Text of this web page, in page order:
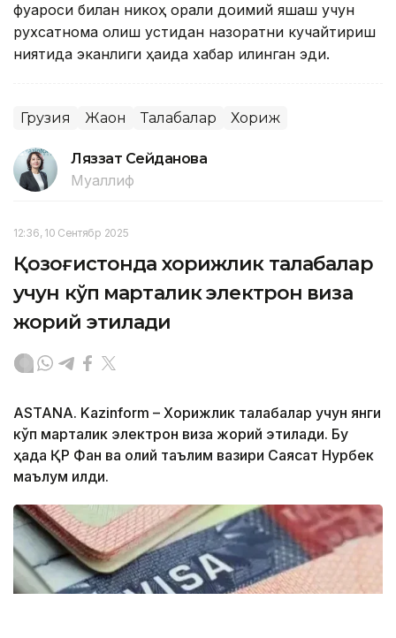
фуқароси билан никоҳ орқали доимий яшаш учун
рухсатнома олиш устидан назоратни кучайтириш
ниятида эканлиги ҳақида хабар қилинган эди.
Грузия Жаҳон Талабалар Хориж
Ляззат Сейданова
Муаллиф
12:36, 10 Сентябр 2025
Қозоғистонда хорижлик талабалар
учун кўп марталик электрон виза
жорий этилади
ASTANA. Kazinform – Хорижлик талабалар учун янги
кўп марталик электрон виза жорий этилади. Бу
ҳақда ҚР Фан ва олий таълим вазири Саясат Нурбек
маълум қилди.